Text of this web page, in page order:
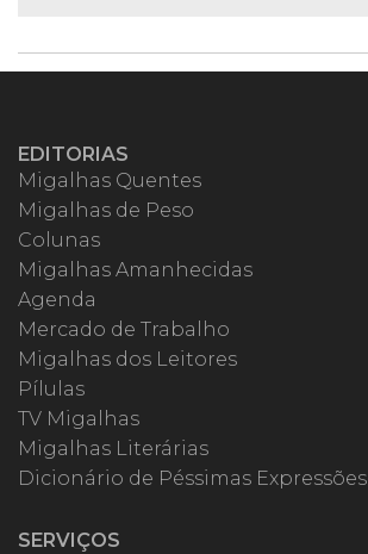
EDITORIAS
Migalhas Quentes
Migalhas de Peso
Colunas
Migalhas Amanhecidas
Agenda
Mercado de Trabalho
Migalhas dos Leitores
Pílulas
TV Migalhas
Migalhas Literárias
Dicionário de Péssimas Expressões
SERVIÇOS